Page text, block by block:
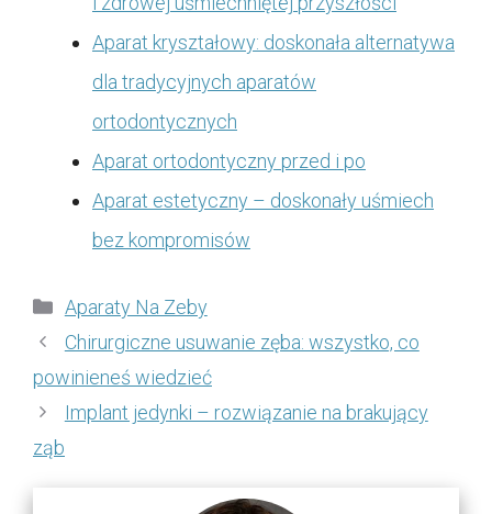
Aparat kryształowy: doskonała alternatywa
dla tradycyjnych aparatów
ortodontycznych
Aparat ortodontyczny przed i po
Aparat estetyczny – doskonały uśmiech
bez kompromisów
Kategorie
Aparaty Na Zeby
Chirurgiczne usuwanie zęba: wszystko, co
powinieneś wiedzieć
Implant jedynki – rozwiązanie na brakujący
ząb